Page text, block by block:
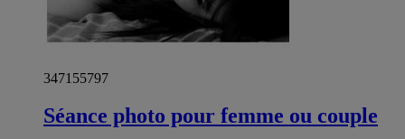
347155797
Séance photo pour femme ou couple